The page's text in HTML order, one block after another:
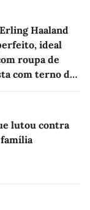
Haaland
ideal
roupa de
com terno de
lutou contra
família